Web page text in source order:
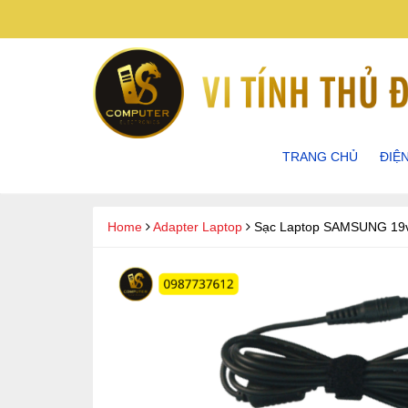
TRANG CHỦ
ĐIỆN
ĐIỆN
Home Adapter Laptop Sạc Laptop SAMSUNG